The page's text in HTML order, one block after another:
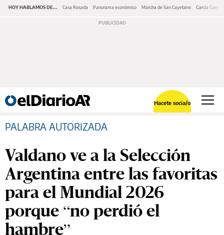
HOY HABLAMOS DE... Casa Rosada Panorama económico Marcha de San Cayetano García Cuerva
Hacete socia/o
PALABRA AUTORIZADA
Valdano ve a la Selección
Argentina entre las favoritas
para el Mundial 2026
porque “no perdió el
hambre”